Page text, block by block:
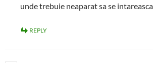
unde trebuie neaparat sa se
REPLY